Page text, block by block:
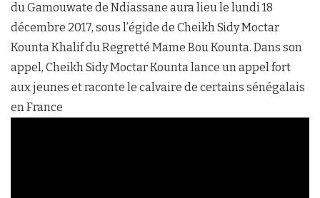
du Gamouwate de Ndiassane aura lieu le lundi 18
décembre 2017, sous l’égide de Cheikh Sidy Moctar
Kounta Khalif du Regretté Mame Bou Kounta. Dans son
appel, Cheikh Sidy Moctar Kounta lance un appel fort
aux jeunes et raconte le calvaire de certains sénégalais
en France